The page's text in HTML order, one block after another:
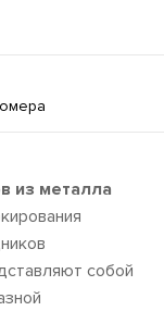
из металла
собой